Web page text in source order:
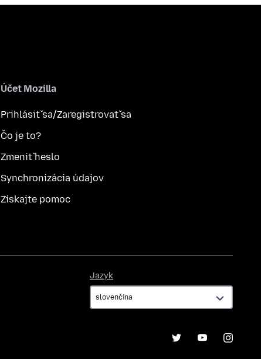
Účet Mozilla
Prihlásiť sa/Zaregistrovať sa
Čo je to?
Zmeniť heslo
Synchronizácia údajov
Získajte pomoc
Jazyk